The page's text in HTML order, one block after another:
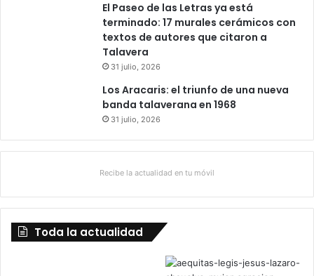
El Paseo de las Letras ya está
terminado: 17 murales cerámicos con
textos de autores que citaron a
Talavera
31 julio, 2026
Los Aracaris: el triunfo de una nueva
banda talaverana en 1968
31 julio, 2026
Recibe la actualidad en tu móvil
Toda la actualidad